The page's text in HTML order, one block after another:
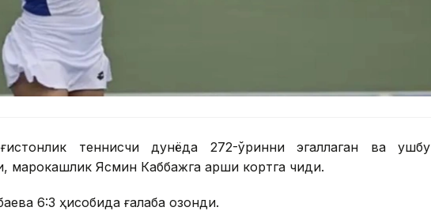
теннисчи дунёда 272-ўринни эгаллаган ва ушбу
марокашлик Ясмин Каббажга қарши кортга чиқди.
6:3 ҳисобида ғалаба қозонди.